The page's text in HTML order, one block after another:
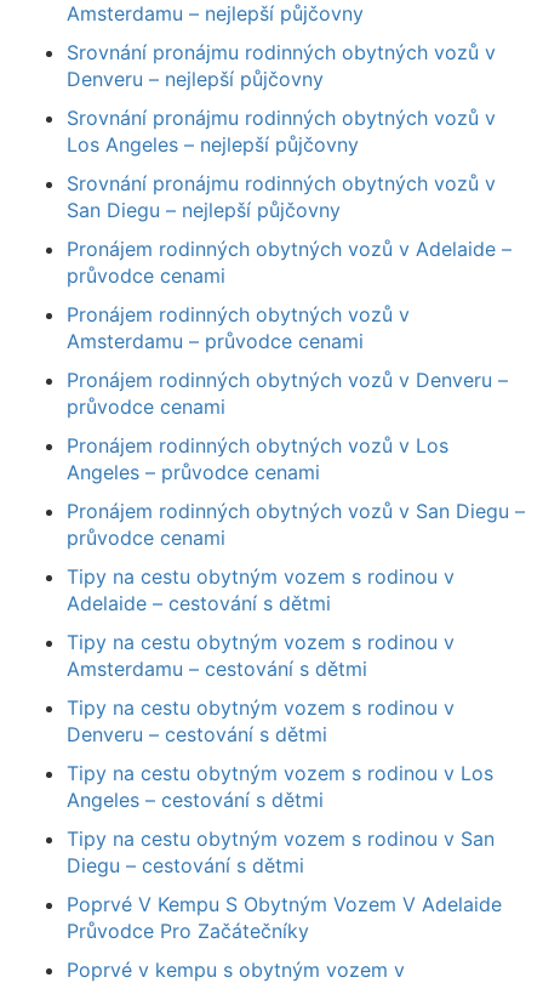
Amsterdamu – nejlepší půjčovny
Srovnání pronájmu rodinných obytných vozů v
Denveru – nejlepší půjčovny
Srovnání pronájmu rodinných obytných vozů v
Los Angeles – nejlepší půjčovny
Srovnání pronájmu rodinných obytných vozů v
San Diegu – nejlepší půjčovny
Pronájem rodinných obytných vozů v Adelaide –
průvodce cenami
Pronájem rodinných obytných vozů v
Amsterdamu – průvodce cenami
Pronájem rodinných obytných vozů v Denveru –
průvodce cenami
Pronájem rodinných obytných vozů v Los
Angeles – průvodce cenami
Pronájem rodinných obytných vozů v San Diegu –
průvodce cenami
Tipy na cestu obytným vozem s rodinou v
Adelaide – cestování s dětmi
Tipy na cestu obytným vozem s rodinou v
Amsterdamu – cestování s dětmi
Tipy na cestu obytným vozem s rodinou v
Denveru – cestování s dětmi
Tipy na cestu obytným vozem s rodinou v Los
Angeles – cestování s dětmi
Tipy na cestu obytným vozem s rodinou v San
Diegu – cestování s dětmi
Poprvé V Kempu S Obytným Vozem V Adelaide
Průvodce Pro Začátečníky
Poprvé v kempu s obytným vozem v